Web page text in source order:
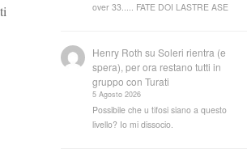
over 33..... FATE DOI LASTRE ASE
Henry Roth suSoleri rientra (e
spera), per ora restano tutti in
gruppo con Turati
5 Agosto 2026
Possibile che u tifosi siano a questo
livello? Io mi dissocio.